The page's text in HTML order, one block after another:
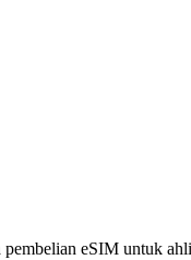
eSIM untuk